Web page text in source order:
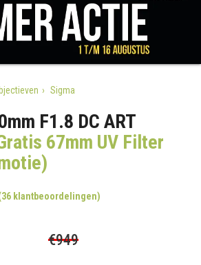
Sigma
F1.8 DC ART
67mm UV Filter
klantbeoordelingen)
€949